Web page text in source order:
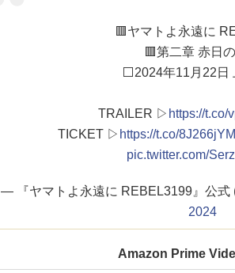
🟥ヤマトよ永遠に
🟥第二章 赤日
⬜️2024年11月22日
TRAILER ▷ https://t.co/
TICKET ▷ https://t.co/
pic.twitter.com/
— 『ヤマトよ永遠に REBEL3199』公式
2024
Amazon Prime